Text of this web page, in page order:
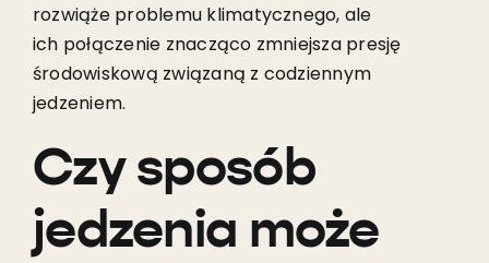
rozwiąże problemu klimatycznego, ale
ich połączenie znacząco zmniejsza presję
środowiskową związaną z codziennym
jedzeniem.
Czy sposób
jedzenia może